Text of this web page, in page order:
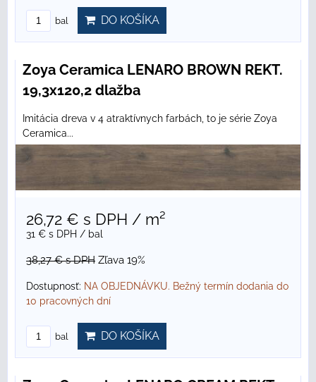
bal DO KOŠÍKA
Zoya Ceramica LENARO BROWN REKT.
19,3x120,2 dlažba
Imitácia dreva v 4 atraktívnych farbách, to je série Zoya
Ceramica...
26,72 € s DPH / m²
31 € s DPH / bal
38,27 €s DPH Zľava 19%
Dostupnosť: NA OBJEDNÁVKU. Bežný termín dodania do
10 pracovných dní
bal DO KOŠÍKA